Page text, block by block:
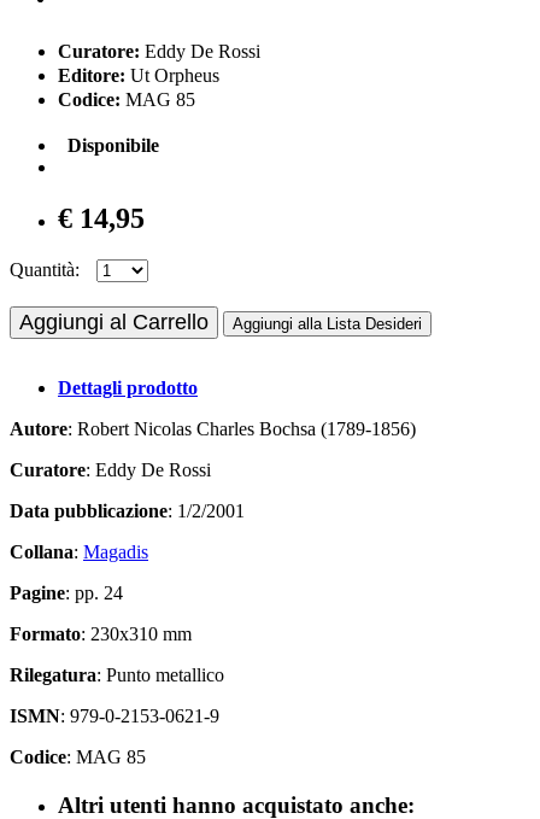
Curatore: Eddy De Rossi
Editore: Ut Orpheus
Codice: MAG 85
Disponibile
€ 14,95
Quantità:
Aggiungi al Carrello Aggiungi alla Lista Desideri
Dettagli prodotto
Autore: Robert Nicolas Charles Bochsa (1789-1856)
Curatore: Eddy De Rossi
Data pubblicazione: 1/2/2001
Collana: Magadis
Pagine: pp. 24
Formato: 230x310 mm
Rilegatura: Punto metallico
ISMN: 979-0-2153-0621-9
Codice: MAG 85
Altri utenti hanno acquistato anche: